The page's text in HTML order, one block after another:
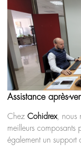
Assistance après-
Chez Cohidrex, nous
meilleurs composants
également un support